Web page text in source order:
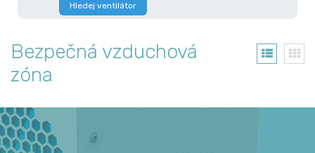
Hledej ventilátor
Bezpečná vzduchová
zóna